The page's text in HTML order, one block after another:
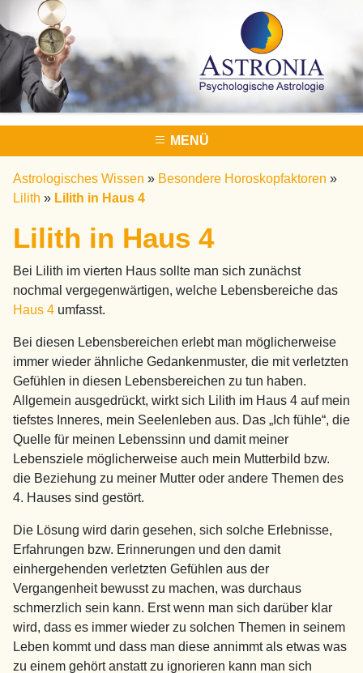
MENÜ
Astrologisches Wissen » Besondere Horoskopfaktoren »
Lilith » Lilith in Haus 4
Lilith in Haus 4
Bei Lilith im vierten Haus sollte man sich zunächst
nochmal vergegenwärtigen, welche Lebensbereiche das
Haus 4 umfasst.
Bei diesen Lebensbereichen erlebt man möglicherweise
immer wieder ähnliche Gedankenmuster, die mit verletzten
Gefühlen in diesen Lebensbereichen zu tun haben.
Allgemein ausgedrückt, wirkt sich Lilith im Haus 4 auf mein
tiefstes Inneres, mein Seelenleben aus. Das „Ich fühle“, die
Quelle für meinen Lebenssinn und damit meiner
Lebensziele möglicherweise auch mein Mutterbild bzw.
die Beziehung zu meiner Mutter oder andere Themen des
4. Hauses sind gestört.
Die Lösung wird darin gesehen, sich solche Erlebnisse,
Erfahrungen bzw. Erinnerungen und den damit
einhergehenden verletzten Gefühlen aus der
Vergangenheit bewusst zu machen, was durchaus
schmerzlich sein kann. Erst wenn man sich darüber klar
wird, dass es immer wieder zu solchen Themen in seinem
Leben kommt und dass man diese annimmt als etwas was
zu einem gehört anstatt zu ignorieren kann man sich